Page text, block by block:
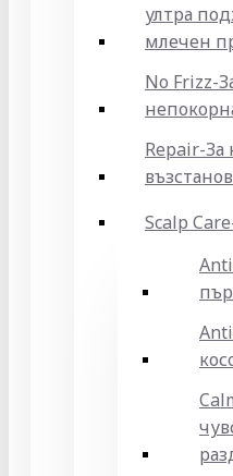
ултра
млечен
No Frizz-
Repair-За
Scalp